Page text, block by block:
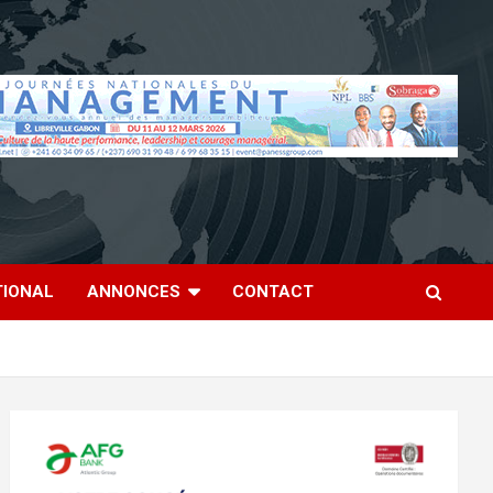
ANNONCES CONTACT